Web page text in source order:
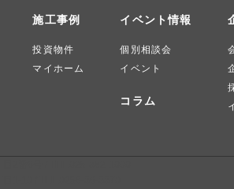
施工事例
投資物件
マイホーム
イベント情報
個別相談会
イベント
コラム